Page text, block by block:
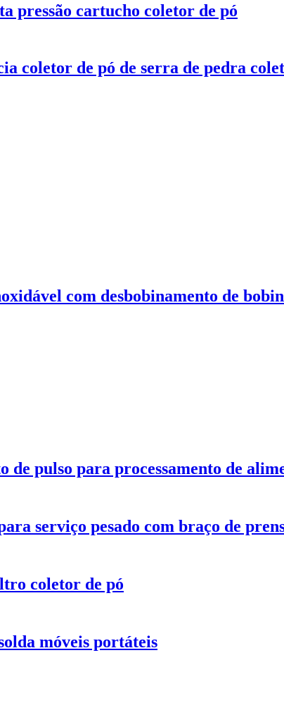
pressão cartucho coletor de pó
coletor de pó de serra de pedra
com desbobinamento de
pulso para processamento de
serviço pesado com braço de
coletor de pó
móveis portáteis